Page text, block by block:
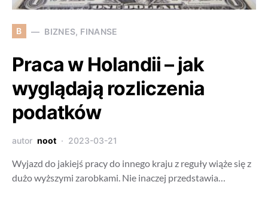
B BIZNES, FINANSE
Praca w Holandii – jak
wyglądają rozliczenia
podatków
autor noot 2023-03-21
Wyjazd do jakiejś pracy do innego kraju z reguły wiąże się z
dużo wyższymi zarobkami. Nie inaczej przedstawia…